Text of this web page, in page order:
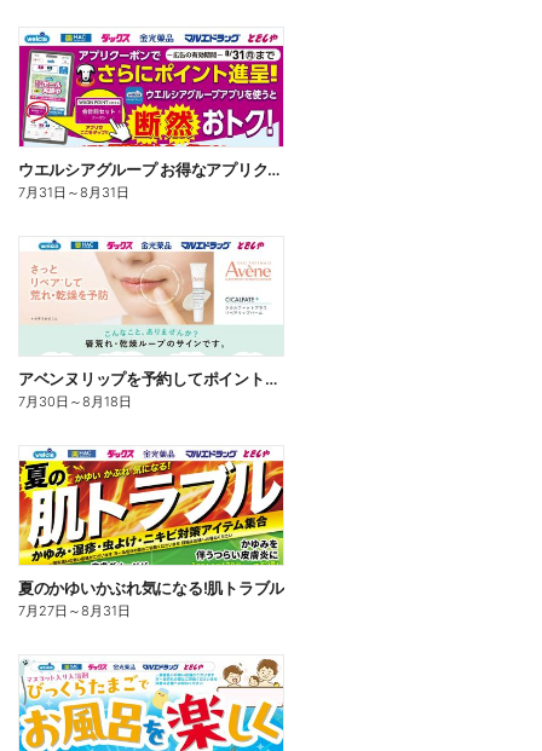
ウエルシアグループ お得なアプリクーポン
7月31日 ～8月31日
アベンヌリップを予約してポイントゲット!
7月30日 ～8月18日
夏のかゆいかぶれ気になる!肌トラブル
7月27日 ～8月31日